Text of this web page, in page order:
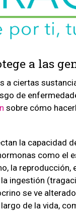
a las
a ciertas
de
sobre cómo
la capacidad
como el
la reproducción,
ingestión
se ve
de la vida,